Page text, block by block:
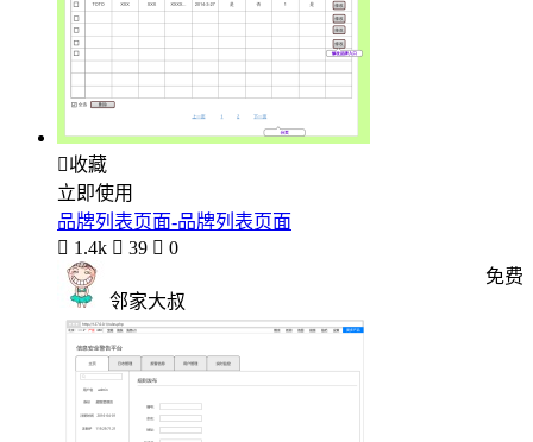
收藏
立即使用
品牌列表页面-品牌列表页面
 1.4k  39  0
邻家大叔
免费